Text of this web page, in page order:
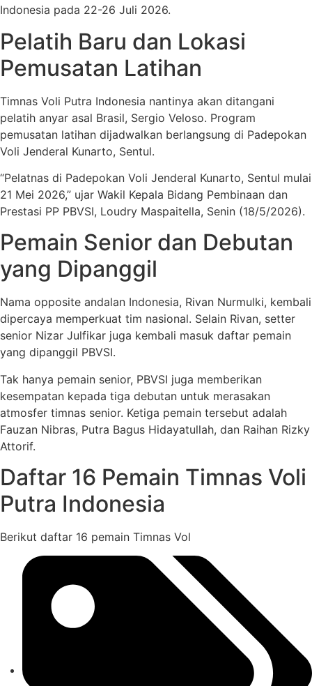
Indonesia pada 22-26 Juli 2026.
Pelatih Baru dan Lokasi
Pemusatan Latihan
Timnas Voli Putra Indonesia nantinya akan ditangani
pelatih anyar asal Brasil, Sergio Veloso. Program
pemusatan latihan dijadwalkan berlangsung di Padepokan
Voli Jenderal Kunarto, Sentul.
“Pelatnas di Padepokan Voli Jenderal Kunarto, Sentul mulai
21 Mei 2026,” ujar Wakil Kepala Bidang Pembinaan dan
Prestasi PP PBVSI, Loudry Maspaitella, Senin (18/5/2026).
Pemain Senior dan Debutan
yang Dipanggil
Nama opposite andalan Indonesia, Rivan Nurmulki, kembali
dipercaya memperkuat tim nasional. Selain Rivan, setter
senior Nizar Julfikar juga kembali masuk daftar pemain
yang dipanggil PBVSI.
Tak hanya pemain senior, PBVSI juga memberikan
kesempatan kepada tiga debutan untuk merasakan
atmosfer timnas senior. Ketiga pemain tersebut adalah
Fauzan Nibras, Putra Bagus Hidayatullah, dan Raihan Rizky
Attorif.
Daftar 16 Pemain Timnas Voli
Putra Indonesia
Berikut daftar 16 pemain Timnas Vol